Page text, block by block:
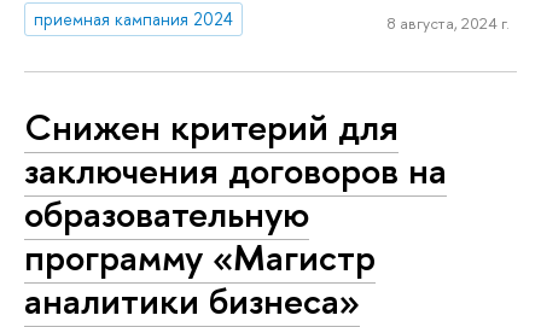
приемная кампания 2024
8 августа, 2024 г.
Снижен критерий для
заключения договоров на
образовательную
программу «Магистр
аналитики бизнеса»